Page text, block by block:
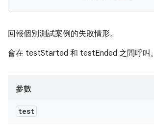
回報個別測試案例的失敗情形。
會在 testStarted 和 testEnded 之間呼叫。
參數
test